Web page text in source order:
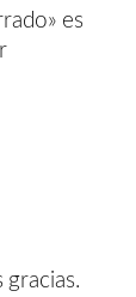
es
gracias.